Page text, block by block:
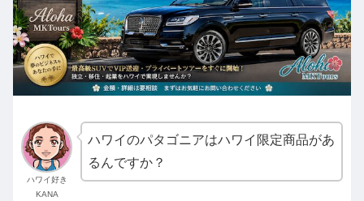
ハワイ好き
KANA
ハワイのパタゴニアはハワイ限定商品があ
るんですか？